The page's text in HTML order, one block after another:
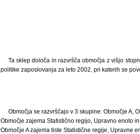
Ta sklep določa in razvršča območja z višjo
politike zaposlovanja za leto 2002, pri katerih se
Območja se razvrščajo v 3 skupine: Območje A,
Območje zajema Statistično regijo, Upravno enoto in
Območje A zajema tiste Statistične regije, Upravne